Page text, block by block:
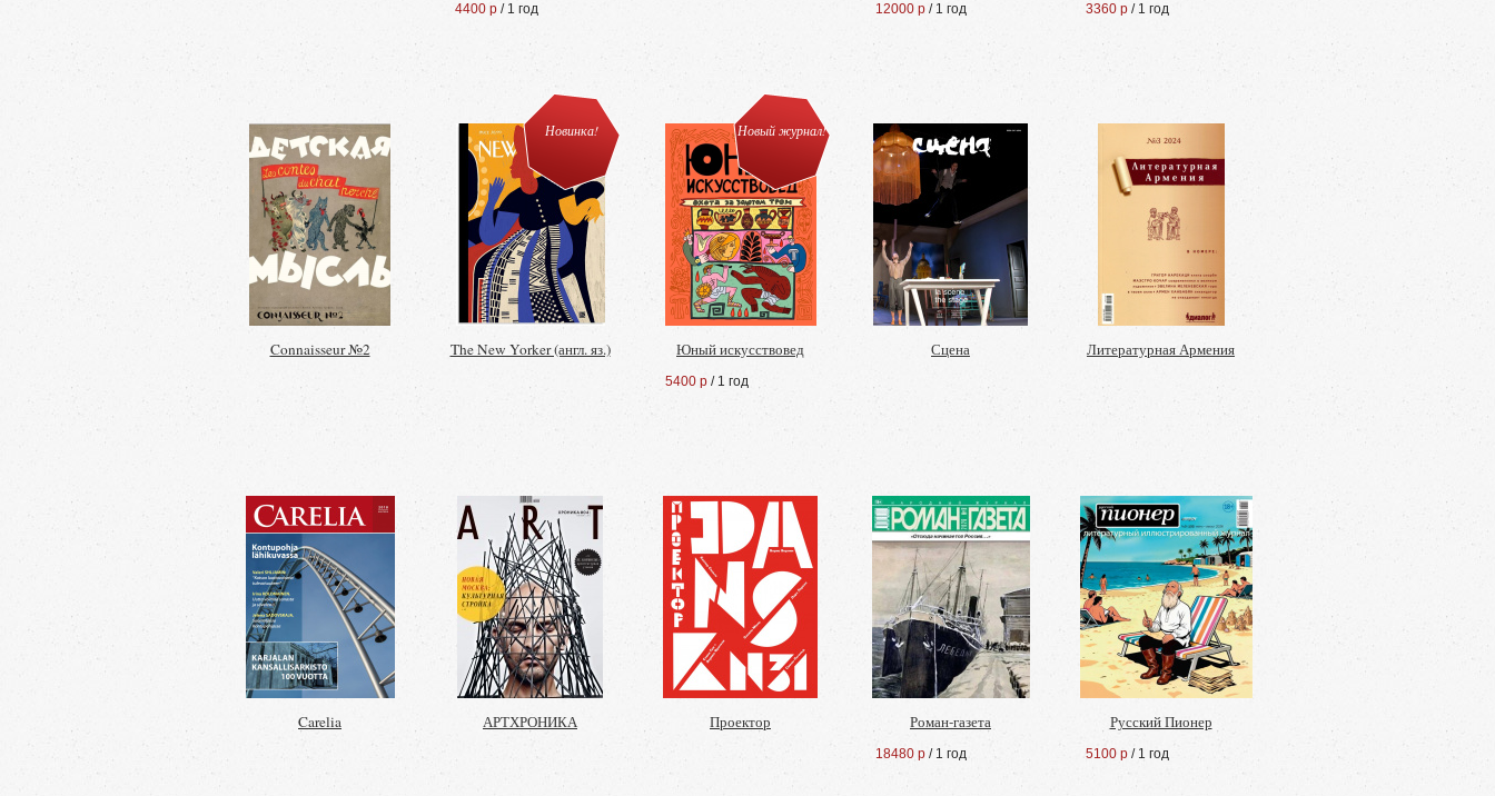
4400 р / 1 год 12000 р / 1 год 3360 р / 1 год
Connaisseur №2
Новинка!
The New Yorker (англ. яз.)
Новый журнал!
Юный искусствовед
5400 р / 1 год
Сцена Литературная Армения
Carelia АРТХРОНИКА Проектор Роман-газета
18480 р / 1 год
Русский Пионер
5100 р / 1 год